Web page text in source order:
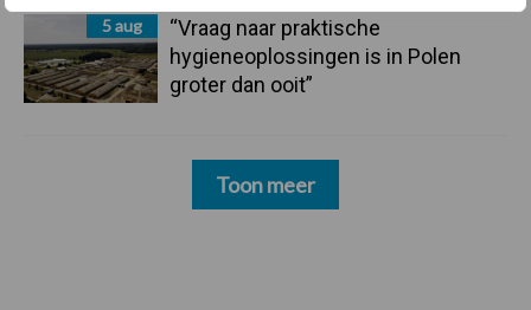
5 aug
“Vraag naar praktische
hygieneoplossingen is in Polen
groter dan ooit”
Toon meer